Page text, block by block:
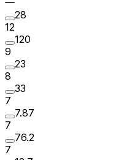
28
12
120
9
23
8
33
7
7.87
7
76.2
7